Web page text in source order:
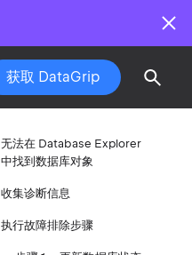
获取 DataGrip
无法在 Database Explorer
中找到数据库对象
收集诊断信息
执行故障排除步骤